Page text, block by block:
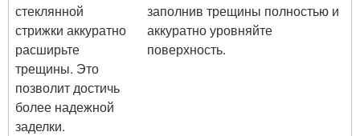
стеклянной
стрижки аккуратно
расширьте
трещины. Это
позволит достичь
более надежной
заделки.
заполнив трещины полностью и
аккуратно уровняйте
поверхность.